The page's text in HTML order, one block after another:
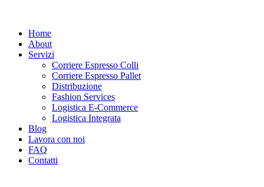
Home
About
Servizi
Corriere Espresso Colli
Corriere Espresso Pallet
Distribuzione
Fashion Services
Logistica E-Commerce
Logistica Integrata
Blog
Lavora con noi
FAQ
Contatti